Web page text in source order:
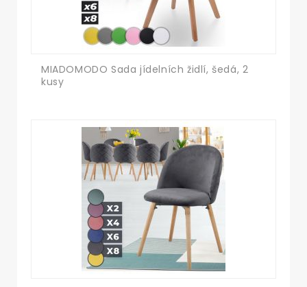
MIADOMODO Sada jídelních židlí, šedá, 2
kusy